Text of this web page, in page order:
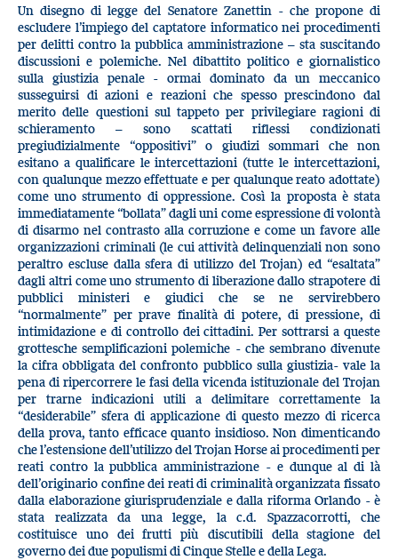
Un disegno di legge del Senatore Zanettin - che propone di
escludere l’impiego del captatore informatico nei procedimenti
per delitti contro la pubblica amministrazione – sta suscitando
discussioni e polemiche. Nel dibattito politico e giornalistico
sulla giustizia penale - ormai dominato da un meccanico
susseguirsi di azioni e reazioni che spesso prescindono dal
merito delle questioni sul tappeto per privilegiare ragioni di
schieramento – sono scattati riflessi condizionati
pregiudizialmente “oppositivi” o giudizi sommari che non
esitano a qualificare le intercettazioni (tutte le intercettazioni,
con qualunque mezzo effettuate e per qualunque reato adottate)
come uno strumento di oppressione. Così la proposta è stata
immediatamente “bollata” dagli uni come espressione di volontà
di disarmo nel contrasto alla corruzione e come un favore alle
organizzazioni criminali (le cui attività delinquenziali non sono
peraltro escluse dalla sfera di utilizzo del Trojan) ed “esaltata”
dagli altri come uno strumento di liberazione dallo strapotere di
pubblici ministeri e giudici che se ne servirebbero
“normalmente” per prave finalità di potere, di pressione, di
intimidazione e di controllo dei cittadini. Per sottrarsi a queste
grottesche semplificazioni polemiche - che sembrano divenute
la cifra obbligata del confronto pubblico sulla giustizia- vale la
pena di ripercorrere le fasi della vicenda istituzionale del Trojan
per trarne indicazioni utili a delimitare correttamente la
“desiderabile” sfera di applicazione di questo mezzo di ricerca
della prova, tanto efficace quanto insidioso. Non dimenticando
che l’estensione dell’utilizzo del Trojan Horse ai procedimenti per
reati contro la pubblica amministrazione - e dunque al di là
dell’originario confine dei reati di criminalità organizzata fissato
dalla elaborazione giurisprudenziale e dalla riforma Orlando - è
stata realizzata da una legge, la c.d. Spazzacorrotti, che
costituisce uno dei frutti più discutibili della stagione del
governo dei due populismi di Cinque Stelle e della Lega.